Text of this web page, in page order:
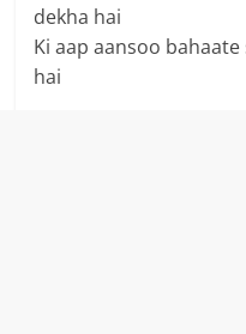
dekha hai
Ki aap aansoo
hai